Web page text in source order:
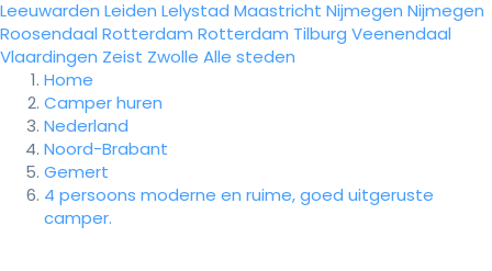
Leeuwarden Leiden Lelystad Maastricht Nijmegen Nijmegen
Roosendaal Rotterdam Rotterdam Tilburg Veenendaal
Vlaardingen Zeist Zwolle Alle steden
Home
Camper huren
Nederland
Noord-Brabant
Gemert
4 persoons moderne en ruime, goed uitgeruste
camper.